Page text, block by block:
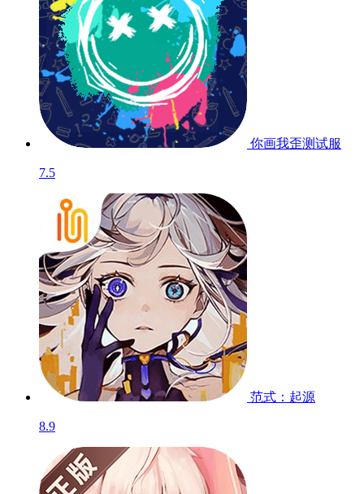
你画我歪测试服
7.5
范式：起源
8.9